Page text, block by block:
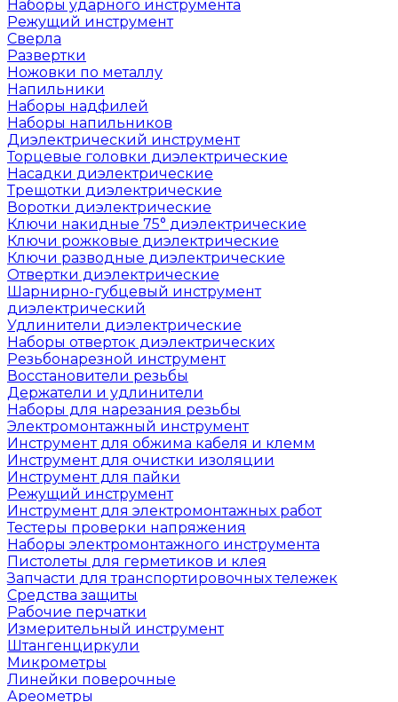
Наборы ударного инструмента
Режущий инструмент
Сверла
Развертки
Ножовки по металлу
Напильники
Наборы надфилей
Наборы напильников
Диэлектрический инструмент
Торцевые головки диэлектрические
Насадки диэлектрические
Трещотки диэлектрические
Воротки диэлектрические
Ключи накидные 75° диэлектрические
Ключи рожковые диэлектрические
Ключи разводные диэлектрические
Отвертки диэлектрические
Шарнирно-губцевый инструмент
диэлектрический
Удлинители диэлектрические
Наборы отверток диэлектрических
Резьбонарезной инструмент
Восстановители резьбы
Держатели и удлинители
Наборы для нарезания резьбы
Электромонтажный инструмент
Инструмент для обжима кабеля и клемм
Инструмент для очистки изоляции
Инструмент для пайки
Режущий инструмент
Инструмент для электромонтажных работ
Тестеры проверки напряжения
Наборы электромонтажного инструмента
Пистолеты для герметиков и клея
Запчасти для транспортировочных тележек
Средства защиты
Рабочие перчатки
Измерительный инструмент
Штангенциркули
Микрометры
Линейки поверочные
Ареометры